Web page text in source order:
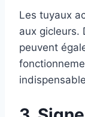
Les tuyaux
aux gicleurs.
peuvent